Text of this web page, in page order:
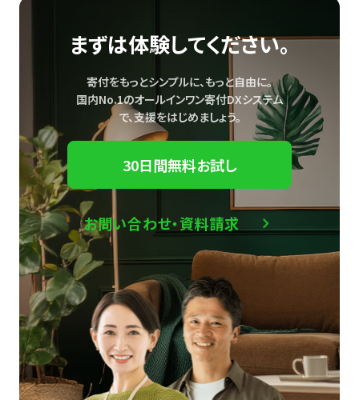
まずは体験してください。
寄付をもっとシンプルに、もっと自由に。
国内No.1のオールインワン寄付DXシステム
で、支援をはじめましょう。
30日間無料お試し
お問い合わせ・資料請求